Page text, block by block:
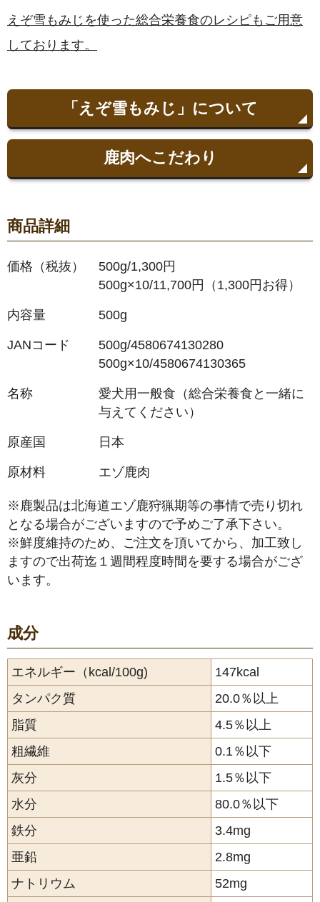
えぞ雪もみじを使った総合栄養食のレシピもご用意
しております。
「えぞ雪もみじ」について
鹿肉へこだわり
商品詳細
価格（税抜）
500g/1,300円
500g×10/11,700円（1,300円お得）
内容量 500g
JANコード
500g/4580674130280
500g×10/4580674130365
名称
愛犬用一般食（総合栄養食と一緒に
与えてください）
原産国 日本
原材料 エゾ鹿肉
※鹿製品は北海道エゾ鹿狩猟期等の事情で売り切れ
となる場合がございますので予めご了承下さい。
※鮮度維持のため、ご注文を頂いてから、加工致し
ますので出荷迄１週間程度時間を要する場合がござ
います。
成分
エネルギー（kcal/100g)
147kcal
タンパク質
20.0％以上
脂質
4.5％以上
粗繊維
0.1％以下
灰分
1.5％以下
水分
80.0％以下
鉄分
3.4mg
亜鉛
2.8mg
ナトリウム
52mg